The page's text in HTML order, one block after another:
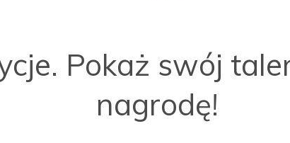
Pokaż swój
nagrodę!